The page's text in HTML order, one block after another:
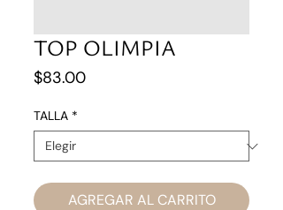
TOP OLIMPIA
$83.00Precio
TALLA *
AGREGAR AL CARRITO